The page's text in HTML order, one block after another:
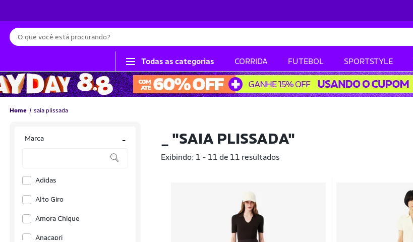
Busca
Todas as categorias CORRIDA FUTEBOL SPORTSTYLE
Home saia plissada
Marca -
Adidas
Alto Giro
Amora Chique
Anacapri
"SAIA PLISSADA"
Exibindo: 1 - 11 de 11 resultados